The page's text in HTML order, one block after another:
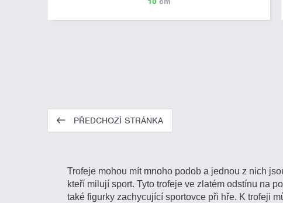
PŘEDCHOZÍ STRÁNKA
Trofeje mohou mít mnoho podob a jednou z nich
kteří milují sport. Tyto trofeje ve zlatém odstínu na
také figurky zachycující sportovce při hře. K trofeji